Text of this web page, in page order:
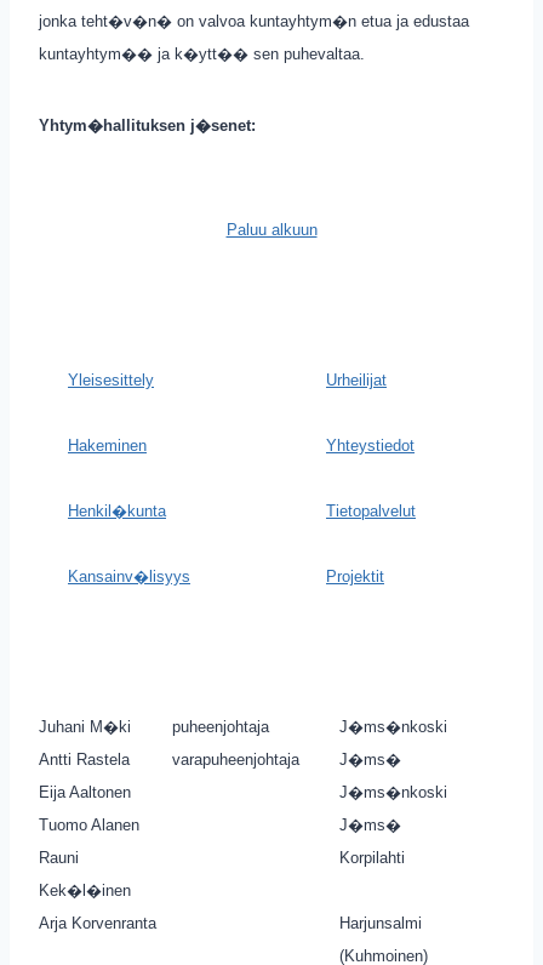
jonka teht�v�n� on valvoa kuntayhtym�n etua ja edustaa
kuntayhtym�� ja k�ytt�� sen puhevaltaa.
Yhtym�hallituksen j�senet:
Paluu alkuun
Yleisesittely Urheilijat
Hakeminen Yhteystiedot
Henkil�kunta Tietopalvelut
Kansainv�lisyys Projektit
Juhani M�ki puheenjohtaja
J�ms�nkoski
Antti Rastela
varapuheenjohtaja
J�ms�
Eija Aaltonen
J�ms�nkoski
Tuomo Alanen
J�ms�
Rauni
Kek�l�inen
Korpilahti
Arja Korvenranta
Harjunsalmi
(Kuhmoinen)